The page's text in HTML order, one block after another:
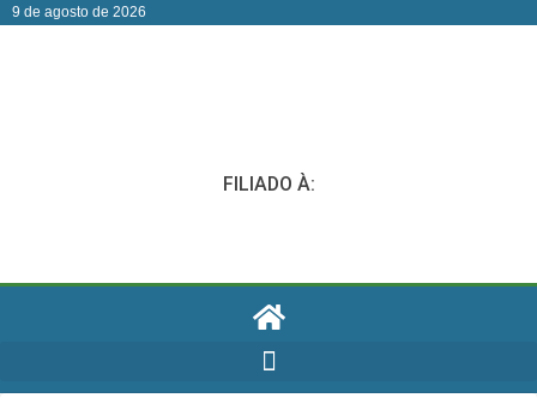
9 de agosto de 2026
FILIADO À: